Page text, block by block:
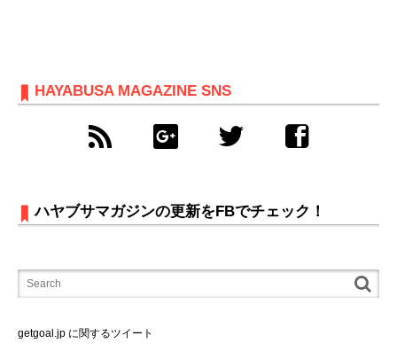
HAYABUSA MAGAZINE SNS
ハヤブサマガジンの更新をFBでチェック！
getgoal.jp に関するツイート